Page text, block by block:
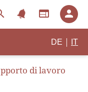
notifications web person
DE IT
di lavoro